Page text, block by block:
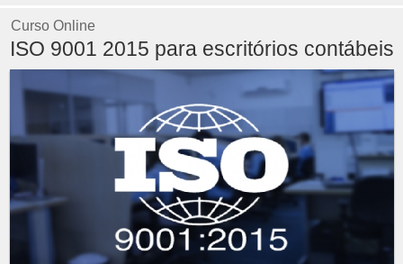
Curso Online
ISO 9001 2015 para escritórios contábeis